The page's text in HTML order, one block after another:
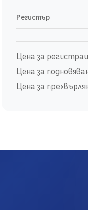
Регистър
Цена за
Цена за
Цена за